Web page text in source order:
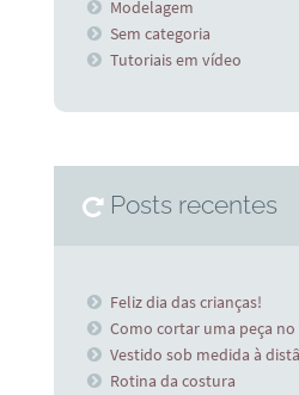
Modelagem
Sem categoria
Tutoriais em vídeo
Posts recentes
Feliz dia das crianças!
Como cortar uma peça no
Vestido sob medida à
Rotina da costura